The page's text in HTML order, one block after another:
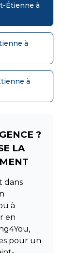
Étienne à
à
à
?
LA
dans
à
en
pour un